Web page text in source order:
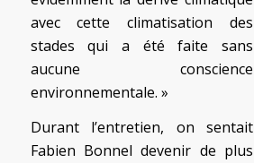
avec cette climatisation des
stades qui a été faite sans
aucune conscience
environnementale. »
Durant l’entretien, on sentait
Fabien Bonnel devenir de plus